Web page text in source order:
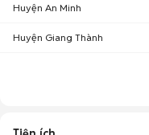
Huyện An Minh
Huyện Giang Thành